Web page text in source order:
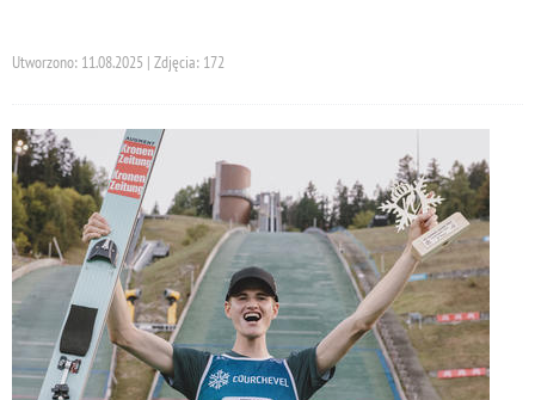
Utworzono: 11.08.2025 | Zdjęcia: 172